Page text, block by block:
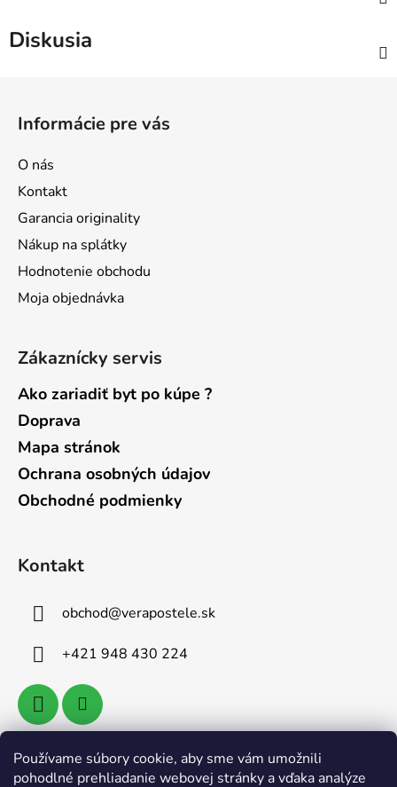
Používame súbory cookie, aby sme vám umožnili
pohodlné prehliadanie webovej stránky a vďaka analýze
Diskusia
Informácie pre vás
O nás
Kontakt
Garancia originality
Nákup na splátky
Hodnotenie obchodu
Moja objednávka
Zákaznícky servis
Ako zariadiť byt po kúpe ?
Doprava
Mapa stránok
Ochrana osobných údajov
Obchodné podmienky
Kontakt
obchod@verapostele.sk
+421 948 430 224
Vyhľadávanie